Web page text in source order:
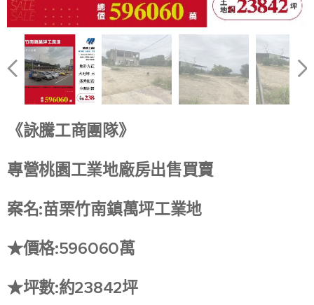
《詠騰工商團隊》
專營桃園工業地廠房出售買賣
案名:苗栗竹南鎮萬坪工業地
★價格:596060萬
★坪數:約23842坪